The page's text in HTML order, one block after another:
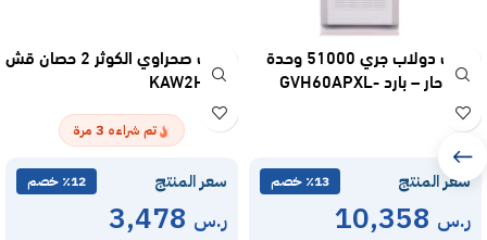
مكيف دولاب جري 51000 وحدة
انفرتر حار – بارد GVH60APXL-
S6DTC7A
سعر المنتج ٪13 خصم
ر.س
مكيف صحراوي الكوثر 2 حصان قش
KAW2HPQA
تم شراءه 3 مرة
سعر المنتج ٪12 خصم
ر.س